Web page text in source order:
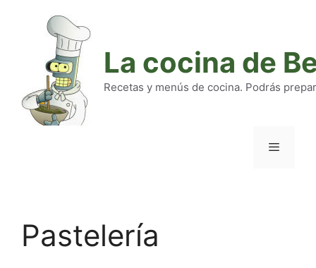
La cocina de
Recetas y menús de cocina. Podrás
Pastelería